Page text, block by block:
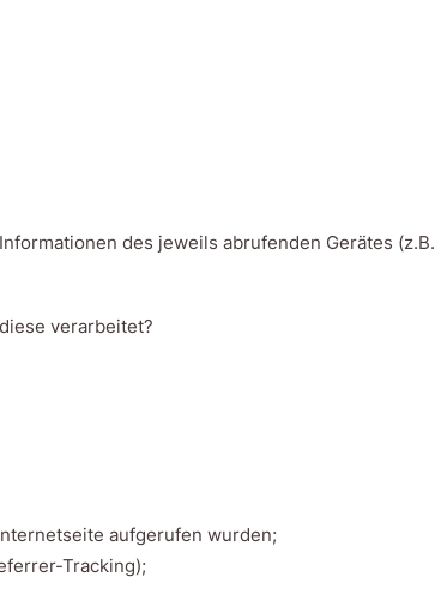
des jeweils abrufenden Gerätes (z.B.
verarbeitet?
aufgerufen wurden;
Tracking);